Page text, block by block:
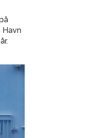
Havn